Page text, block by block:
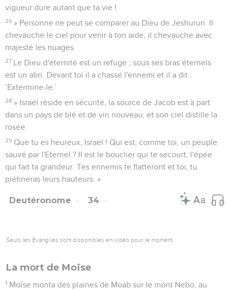
vigueur dure autant que ta vie !
26 » Personne ne peut se comparer au Dieu de Jeshurun. Il
chevauche le ciel pour venir à ton aide, il chevauche avec
majesté les nuages.
27 Le Dieu d'éternité est un refuge ; sous ses bras éternels
est un abri. Devant toi il a chassé l'ennemi et il a dit :
‘Extermine-le.’
28 » Israël réside en sécurité, la source de Jacob est à part
dans un pays de blé et de vin nouveau, et son ciel distille la
rosée.
29 Que tu es heureux, Israël ! Qui est, comme toi, un peuple
sauvé par l'Eternel ? Il est le bouclier qui te secourt, l'épée
qui fait ta grandeur. Tes ennemis te flatteront et toi, tu
piétineras leurs hauteurs. »
Deutéronome 34
Seuls les Évangiles sont disponibles en vidéo pour le moment.
La mort de Moïse
1 Moïse monta des plaines de Moab sur le mont Nebo, au